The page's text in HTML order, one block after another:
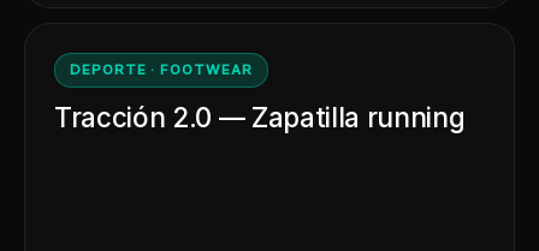
DEPORTE · FOOTWEAR
Tracción 2.0 — Zapatilla running